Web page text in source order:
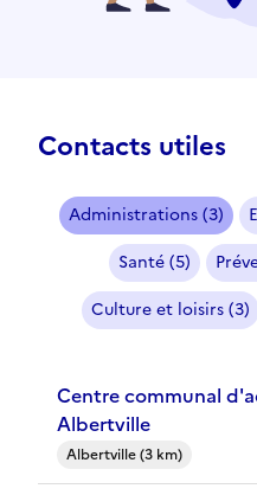
Contacts utiles
Administrations (3)
Santé (5)
Culture et loisirs (3)
Centre communal d'action sociale (CCAS) -
Albertville
Albertville (3 km)